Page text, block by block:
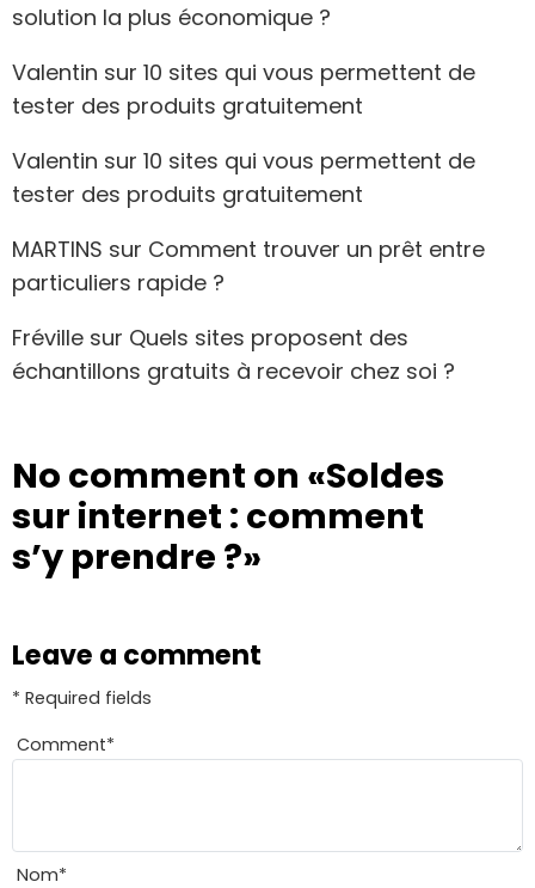
solution la plus économique ?
Valentin sur 10 sites qui vous permettent de
tester des produits gratuitement
Valentin sur 10 sites qui vous permettent de
tester des produits gratuitement
MARTINS sur Comment trouver un prêt entre
particuliers rapide ?
Fréville sur Quels sites proposent des
échantillons gratuits à recevoir chez soi ?
No comment on «Soldes
sur internet : comment
s’y prendre ?»
Leave a comment
* Required fields
Comment*
Nom*